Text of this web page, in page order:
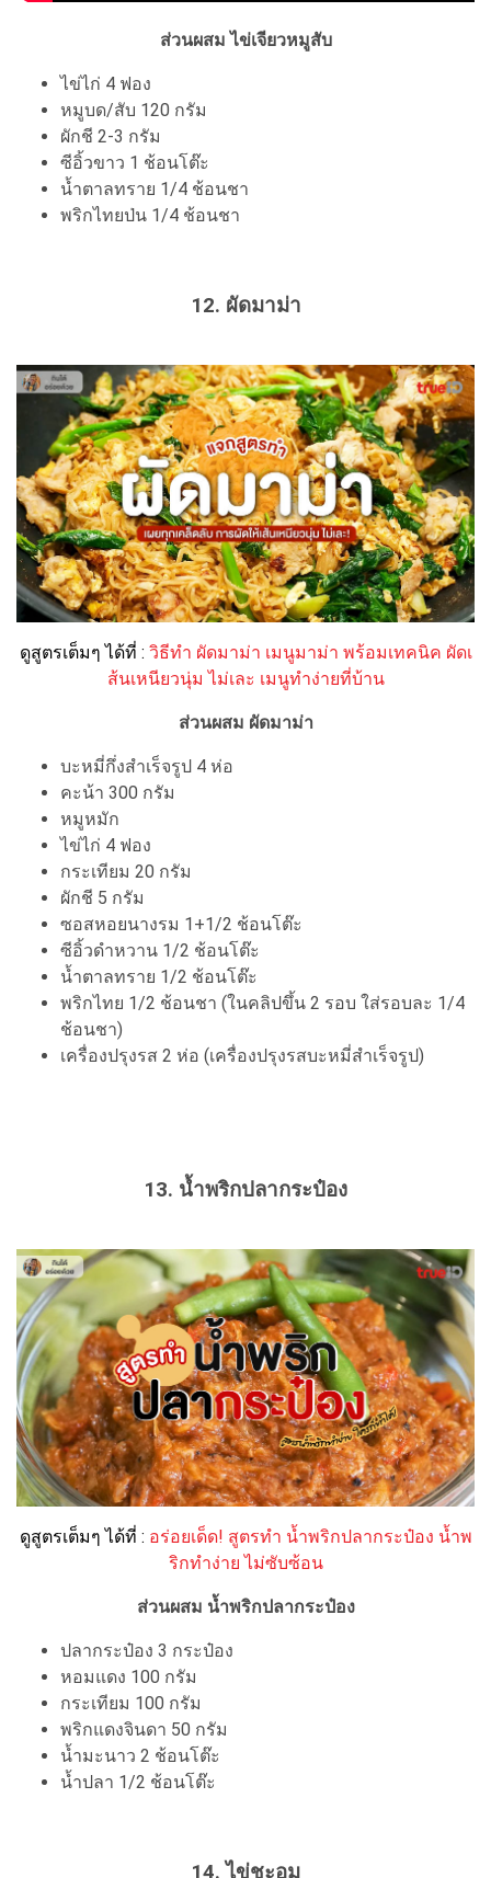
ส่วนผสม ไข่เจียวหมูสับ
ไข่ไก่ 4 ฟอง
หมูบด/สับ 120 กรัม
ผักชี 2-3 กรัม
ซีอิ้วขาว 1 ช้อนโต๊ะ
น้ำตาลทราย 1/4 ช้อนชา
พริกไทยป่น 1/4 ช้อนชา
12. ผัดมาม่า
ดูสูตรเต็มๆ ได้ที่ : วิธีทำ ผัดมาม่า เมนูมาม่า พร้อมเทคนิค ผัดเ
ส้นเหนียวนุ่ม ไม่เละ เมนูทำง่ายที่บ้าน
ส่วนผสม ผัดมาม่า
บะหมี่กึ่งสำเร็จรูป 4 ห่อ
คะน้า 300 กรัม
หมูหมัก
ไข่ไก่ 4 ฟอง
กระเทียม 20 กรัม
ผักชี 5 กรัม
ซอสหอยนางรม 1+1/2 ช้อนโต๊ะ
ซีอิ้วดำหวาน 1/2 ช้อนโต๊ะ
น้ำตาลทราย 1/2 ช้อนโต๊ะ
พริกไทย 1/2 ช้อนชา (ในคลิปขึ้น 2 รอบ ใส่รอบละ 1/4
ช้อนชา)
เครื่องปรุงรส 2 ห่อ (เครื่องปรุงรสบะหมี่สำเร็จรูป)
13. น้ำพริกปลากระป๋อง
ดูสูตรเต็มๆ ได้ที่ : อร่อยเด็ด! สูตรทำ น้ำพริกปลากระป๋อง น้ำพ
ริกทำง่าย ไม่ซับซ้อน
ส่วนผสม น้ำพริกปลากระป๋อง
ปลากระป๋อง 3 กระป๋อง
หอมแดง 100 กรัม
กระเทียม 100 กรัม
พริกแดงจินดา 50 กรัม
น้ำมะนาว 2 ช้อนโต๊ะ
น้ำปลา 1/2 ช้อนโต๊ะ
14. ไข่ชะอม